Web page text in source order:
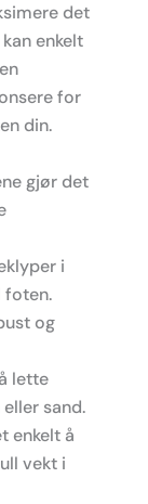
det
enkelt
for
din.
gjør det
i
foten.
og
lette
sand.
enkelt å
vekt i